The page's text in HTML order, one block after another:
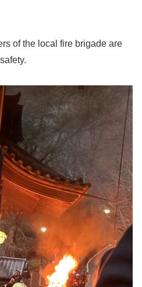
of the local fire brigade are